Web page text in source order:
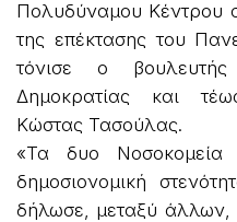
Πολυδύναμου Κέντρου
της επέκτασης του
τόνισε ο
Δημοκρατίας και
Κώστας Τασούλας.
«Τα δυο
δημοσιονομική
δήλωσε, μεταξύ άλλων,